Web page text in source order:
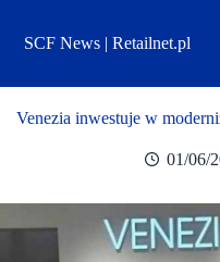
treściSCF News | Retailnet.pl
Venezia inwestuje w
01/06/